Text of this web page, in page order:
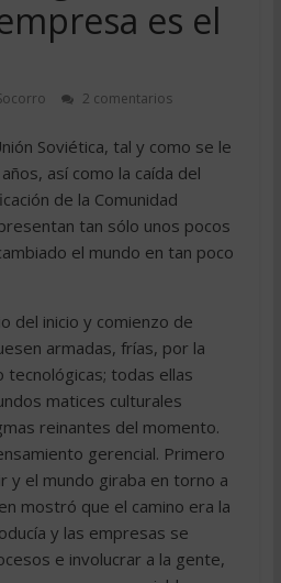
es el
2 comentarios
Soviética, tal y como se le
así como la caída del
de la Comunidad
tan sólo unos pocos
el mundo en tan poco
del inicio y comienzo de
armadas, frías, por la
tecnológicas; todas ellas
matices culturales
reinantes del momento.
gerencial. Primero
y el mundo giraba en torno a
mostró que el camino era la
y las empresas se
e involucrar a la gente,